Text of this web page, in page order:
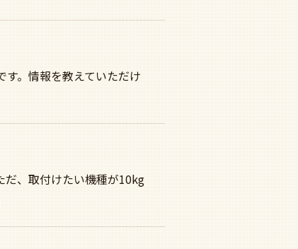
。情報を教えていただけ
だ、取付けたい機種が10kg